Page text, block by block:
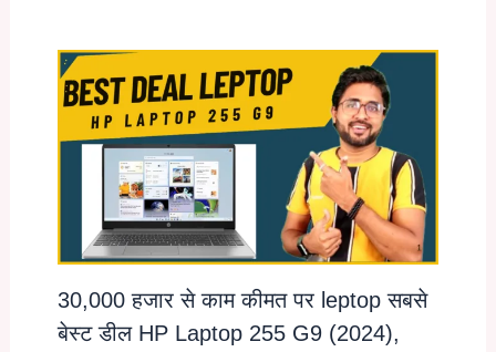
30,000 हजार से काम कीमत पर leptop सबसे
बेस्ट डील HP Laptop 255 G9 (2024),